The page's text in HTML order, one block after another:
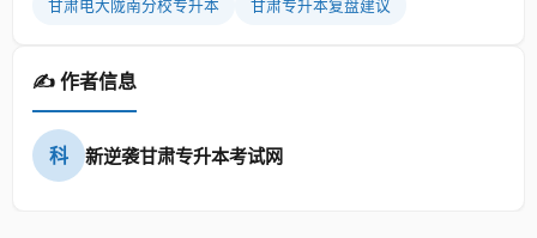
甘肃电大陇南分校专升本 甘肃专升本复盘建议
✍️ 作者信息
科 新逆袭甘肃专升本考试网